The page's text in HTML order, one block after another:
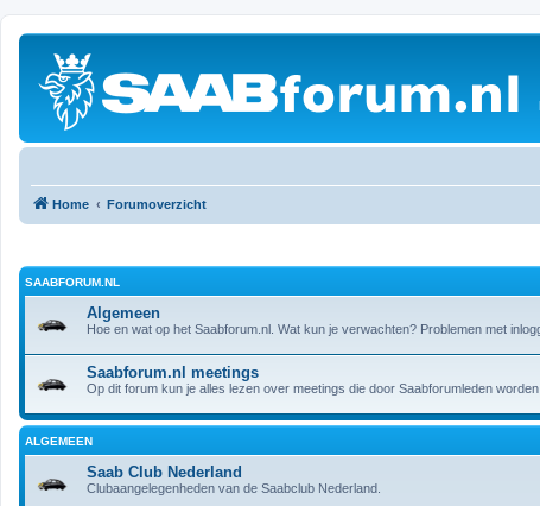
Home Forumoverzicht
SAABFORUM.NL
Algemeen
Hoe en wat op het Saabforum.nl. Wat kun je verwachten? Problemen met
Saabforum.nl meetings
Op dit forum kun je alles lezen over meetings die door Saabforumleden
ALGEMEEN
Saab Club Nederland
Clubaangelegenheden van de Saabclub Nederland.